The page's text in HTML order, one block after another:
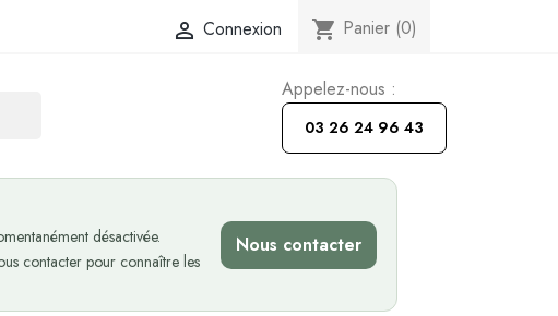
 Connexion shopping_cart Panier (0)
Appelez-nous :
03 26 24 96 43
désactivée.
contacter pour connaître les
Nous contacter